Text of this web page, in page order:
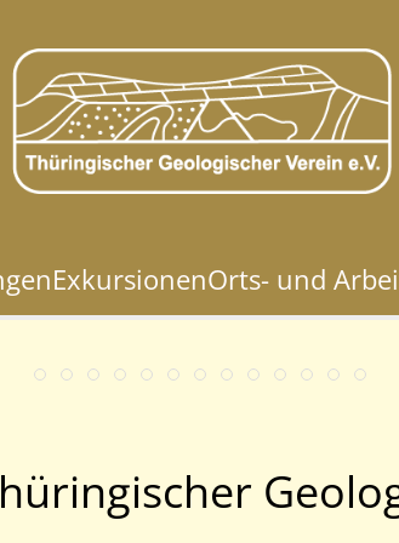
ExkursionenOrts- und